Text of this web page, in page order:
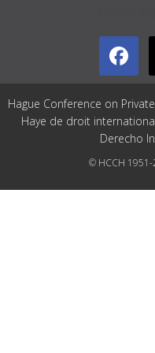
Hague Conference on
Haye de droit
Derecho
© HCCH 1951-